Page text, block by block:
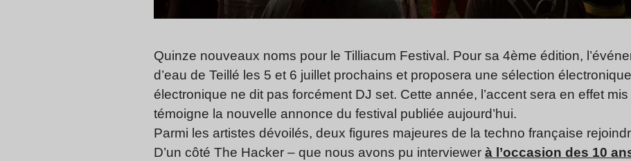
Quinze nouveaux noms pour le Tilliacum Festival. Pour sa 4ème édition,
d’eau de Teillé les 5 et 6 juillet prochains et proposera une sélection
électronique ne dit pas forcément DJ set. Cette année, l’accent sera en effet
témoigne la nouvelle annonce du festival publiée aujourd’hui.
Parmi les artistes dévoilés, deux figures majeures de la techno française
D’un côté The Hacker – que nous avons pu interviewer à l’occasion des 10